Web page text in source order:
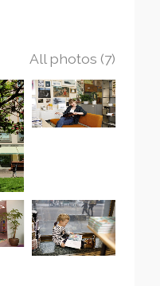
All photos (7)